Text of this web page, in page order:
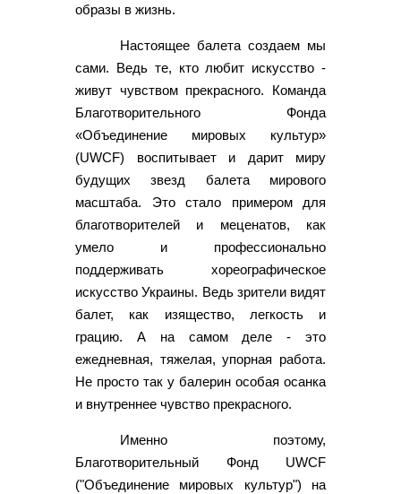
образы в жизнь.
Настоящее балета создаем мы
сами. Ведь те, кто любит искусство -
живут чувством прекрасного. Команда
Благотворительного Фонда
«Объединение мировых культур»
(UWCF) воспитывает и дарит миру
будущих звезд балета мирового
масштаба. Это стало примером для
благотворителей и меценатов, как
умело и профессионально
поддерживать хореографическое
искусство Украины. Ведь зрители видят
балет, как изящество, легкость и
грацию. А на самом деле - это
ежедневная, тяжелая, упорная работа.
Не просто так у балерин особая осанка
и внутреннее чувство прекрасного.
Именно поэтому,
Благотворительный Фонд UWCF
("Объединение мировых культур") на